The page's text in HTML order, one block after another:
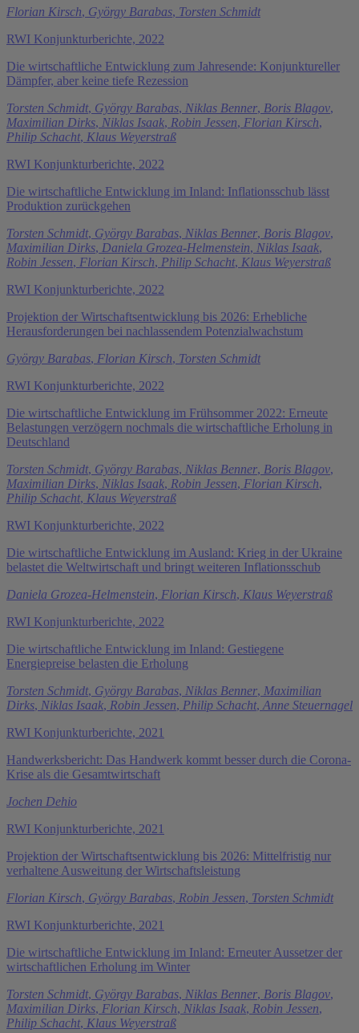
Florian Kirsch, György Barabas, Torsten Schmidt
RWI Konjunkturberichte, 2022
Die wirtschaftliche Entwicklung zum Jahresende: Konjunktureller
Dämpfer, aber keine tiefe Rezession
Torsten Schmidt, György Barabas, Niklas Benner, Boris Blagov,
Maximilian Dirks, Niklas Isaak, Robin Jessen, Florian Kirsch,
Philip Schacht, Klaus Weyerstraß
RWI Konjunkturberichte, 2022
Die wirtschaftliche Entwicklung im Inland: Inflationsschub lässt
Produktion zurückgehen
Torsten Schmidt, György Barabas, Niklas Benner, Boris Blagov,
Maximilian Dirks, Daniela Grozea-Helmenstein, Niklas Isaak,
Robin Jessen, Florian Kirsch, Philip Schacht, Klaus Weyerstraß
RWI Konjunkturberichte, 2022
Projektion der Wirtschaftsentwicklung bis 2026: Erhebliche
Herausforderungen bei nachlassendem Potenzialwachstum
György Barabas, Florian Kirsch, Torsten Schmidt
RWI Konjunkturberichte, 2022
Die wirtschaftliche Entwicklung im Frühsommer 2022: Erneute
Belastungen verzögern nochmals die wirtschaftliche Erholung in
Deutschland
Torsten Schmidt, György Barabas, Niklas Benner, Boris Blagov,
Maximilian Dirks, Niklas Isaak, Robin Jessen, Florian Kirsch,
Philip Schacht, Klaus Weyerstraß
RWI Konjunkturberichte, 2022
Die wirtschaftliche Entwicklung im Ausland: Krieg in der Ukraine
belastet die Weltwirtschaft und bringt weiteren Inflationsschub
Daniela Grozea-Helmenstein, Florian Kirsch, Klaus Weyerstraß
RWI Konjunkturberichte, 2022
Die wirtschaftliche Entwicklung im Inland: Gestiegene
Energiepreise belasten die Erholung
Torsten Schmidt, György Barabas, Niklas Benner, Maximilian
Dirks, Niklas Isaak, Robin Jessen, Philip Schacht, Anne Steuernagel
RWI Konjunkturberichte, 2021
Handwerksbericht: Das Handwerk kommt besser durch die Corona-
Krise als die Gesamtwirtschaft
Jochen Dehio
RWI Konjunkturberichte, 2021
Projektion der Wirtschaftsentwicklung bis 2026: Mittelfristig nur
verhaltene Ausweitung der Wirtschaftsleistung
Florian Kirsch, György Barabas, Robin Jessen, Torsten Schmidt
RWI Konjunkturberichte, 2021
Die wirtschaftliche Entwicklung im Inland: Erneuter Aussetzer der
wirtschaftlichen Erholung im Winter
Torsten Schmidt, György Barabas, Niklas Benner, Boris Blagov,
Maximilian Dirks, Florian Kirsch, Niklas Isaak, Robin Jessen,
Philip Schacht, Klaus Weyerstraß